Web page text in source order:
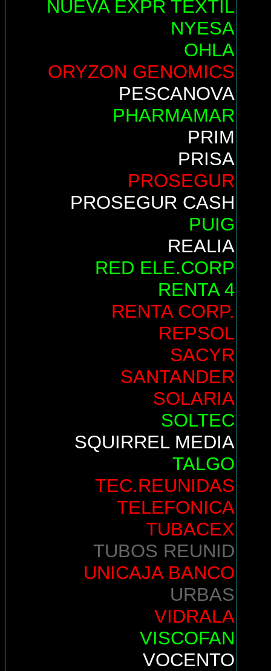
NUEVA EXPR TEXTIL
NYESA
OHLA
ORYZON GENOMICS
PESCANOVA
PHARMAMAR
PRIM
PRISA
PROSEGUR
PROSEGUR CASH
PUIG
REALIA
RED ELE.CORP
RENTA 4
RENTA CORP.
REPSOL
SACYR
SANTANDER
SOLARIA
SOLTEC
SQUIRREL MEDIA
TALGO
TEC.REUNIDAS
TELEFONICA
TUBACEX
TUBOS REUNID
UNICAJA BANCO
URBAS
VIDRALA
VISCOFAN
VOCENTO